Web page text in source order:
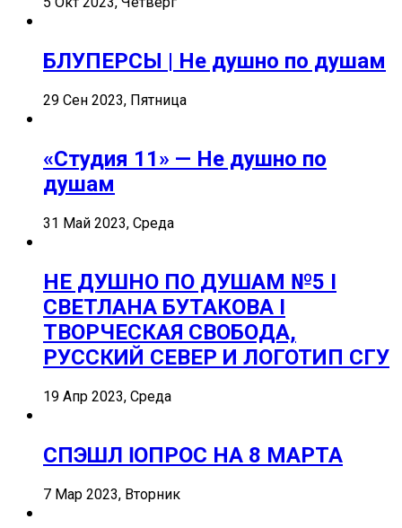
БЛУПЕРСЫ | Не душно по душам
29 Сен 2023, Пятница
«Студия 11» — Не душно по
душам
31 Май 2023, Среда
НЕ ДУШНО ПО ДУШАМ №5 I
СВЕТЛАНА БУТАКОВА I
ТВОРЧЕСКАЯ СВОБОДА,
РУССКИЙ СЕВЕР И ЛОГОТИП СГУ
19 Апр 2023, Среда
СПЭШЛ ӏ ОПРОС НА 8 МАРТА
7 Мар 2023, Вторник